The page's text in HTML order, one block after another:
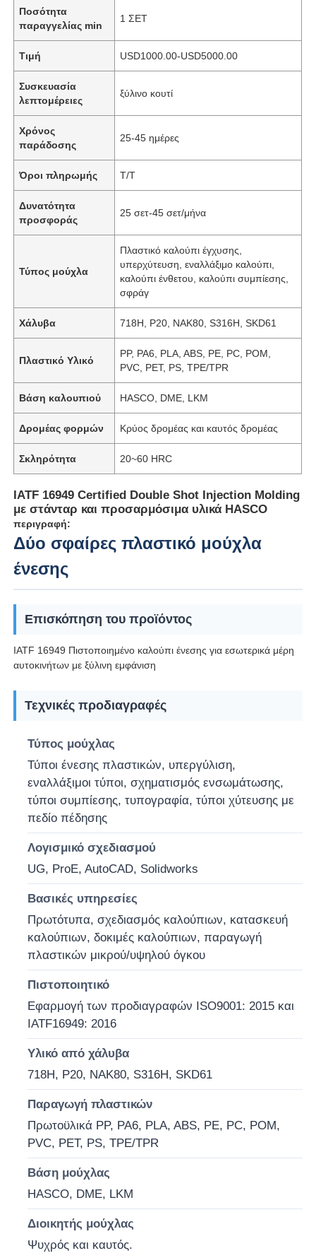
Αρχική Σελίδα
Προϊόντα
Εμφάνιση VR
Σχετικά με εμάς
Γύρος εργοστασίων
Ποιοτικός έλεγχος
Νέα
Ζητήστε ένα απόσπασμα
Μούχλα εξαρτημάτων αυτοκινήτου
Ποσότητα
παραγγελίας min
1 ΣΕΤ
Τιμή USD1000.00-USD5000.00
Συσκευασία
λεπτομέρειες
ξύλινο κουτί
Χρόνος
παράδοσης
25-45 ημέρες
Όροι πληρωμής T/T
Δυνατότητα
προσφοράς
25 σετ-45 σετ/μήνα
Τύπος μούχλα
Πλαστικό καλούπι έγχυσης,
υπερχύτευση, εναλλάξιμο καλούπι,
καλούπι ένθετου, καλούπι συμπίεσης,
σφράγ
Χάλυβα 718H, P20, NAK80, S316H, SKD61
Πλαστικό Υλικό
PP, PA6, PLA, ABS, PE, PC, POM,
PVC, PET, PS, TPE/TPR
Βάση καλουπιού HASCO, DME, LKM
Δρομέας φορμών Κρύος δρομέας και καυτός δρομέας
Σκληρότητα 20~60 HRC
IATF 16949 Certified Double Shot Injection Molding
με στάνταρ και προσαρμόσιμα υλικά HASCO
περιγραφή:
Δύο σφαίρες πλαστικό μούχλα
ένεσης
Επισκόπηση του προϊόντος
IATF 16949 Πιστοποιημένο καλούπι ένεσης για εσωτερικά μέρη
αυτοκινήτων με ξύλινη εμφάνιση
Τεχνικές προδιαγραφές
Τύπος μούχλας
Τύποι ένεσης πλαστικών, υπεργύλιση,
εναλλάξιμοι τύποι, σχηματισμός ενσωμάτωσης,
τύποι συμπίεσης, τυπογραφία, τύποι χύτευσης με
πεδίο πέδησης
Λογισμικό σχεδιασμού
UG, ProE, AutoCAD, Solidworks
Βασικές υπηρεσίες
Πρωτότυπα, σχεδιασμός καλούπιων, κατασκευή
καλούπιων, δοκιμές καλούπιων, παραγωγή
πλαστικών μικρού/υψηλού όγκου
Πιστοποιητικό
Εφαρμογή των προδιαγραφών ISO9001: 2015 και
IATF16949: 2016
Υλικό από χάλυβα
718H, P20, NAK80, S316H, SKD61
Παραγωγή πλαστικών
Πρωτοϋλικά PP, PA6, PLA, ABS, PE, PC, POM,
PVC, PET, PS, TPE/TPR
Βάση μούχλας
HASCO, DME, LKM
Διοικητής μούχλας
Ψυχρός και καυτός.